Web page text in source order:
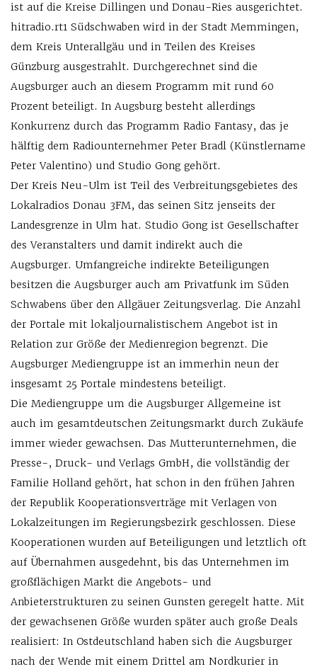
ist auf die Kreise Dillingen und Donau-Ries ausgerichtet.
hitradio.rt1 Südschwaben wird in der Stadt Memmingen,
dem Kreis Unterallgäu und in Teilen des Kreises
Günzburg ausgestrahlt. Durchgerechnet sind die
Augsburger auch an diesem Programm mit rund 60
Prozent beteiligt. In Augsburg besteht allerdings
Konkurrenz durch das Programm Radio Fantasy, das je
hälftig dem Radiounternehmer Peter Bradl (Künstlername
Peter Valentino) und Studio Gong gehört.
Der Kreis Neu-Ulm ist Teil des Verbreitungsgebietes des
Lokalradios Donau 3FM, das seinen Sitz jenseits der
Landesgrenze in Ulm hat. Studio Gong ist Gesellschafter
des Veranstalters und damit indirekt auch die
Augsburger. Umfangreiche indirekte Beteiligungen
besitzen die Augsburger auch am Privatfunk im Süden
Schwabens über den Allgäuer Zeitungsverlag. Die Anzahl
der Portale mit lokaljournalistischem Angebot ist in
Relation zur Größe der Medienregion begrenzt. Die
Augsburger Mediengruppe ist an immerhin neun der
insgesamt 25 Portale mindestens beteiligt.
Die Mediengruppe um die Augsburger Allgemeine ist
auch im gesamtdeutschen Zeitungsmarkt durch Zukäufe
immer wieder gewachsen. Das Mutterunternehmen, die
Presse-, Druck- und Verlags GmbH, die vollständig der
Familie Holland gehört, hat schon in den frühen Jahren
der Republik Kooperationsverträge mit Verlagen von
Lokalzeitungen im Regierungsbezirk geschlossen. Diese
Kooperationen wurden auf Beteiligungen und letztlich oft
auf Übernahmen ausgedehnt, bis das Unternehmen im
großflächigen Markt die Angebots- und
Anbieterstrukturen zu seinen Gunsten geregelt hatte. Mit
der gewachsenen Größe wurden später auch große Deals
realisiert: In Ostdeutschland haben sich die Augsburger
nach der Wende mit einem Drittel am Nordkurier in